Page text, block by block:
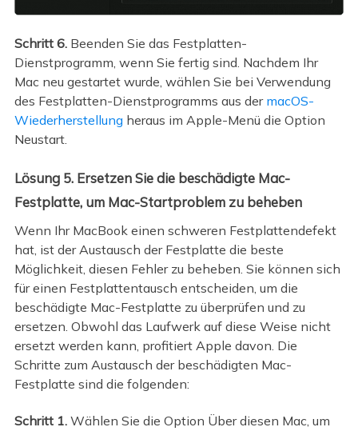
Schritt 6. Beenden Sie das Festplatten-
Dienstprogramm, wenn Sie fertig sind. Nachdem Ihr
Mac neu gestartet wurde, wählen Sie bei Verwendung
des Festplatten-Dienstprogramms aus der macOS-
Wiederherstellungheraus im Apple-Menü die Option
Neustart.
Lösung 5. Ersetzen Sie die beschädigte Mac-
Festplatte, um Mac-Startproblem zu beheben
Wenn Ihr MacBook einen schweren Festplattendefekt
hat, ist der Austausch der Festplatte die beste
Möglichkeit, diesen Fehler zu beheben. Sie können sich
für einen Festplattentausch entscheiden, um die
beschädigte Mac-Festplatte zu überprüfen und zu
ersetzen. Obwohl das Laufwerk auf diese Weise nicht
ersetzt werden kann, profitiert Apple davon. Die
Schritte zum Austausch der beschädigten Mac-
Festplatte sind die folgenden:
Schritt 1.Wählen Sie die Option Über diesen Mac, um